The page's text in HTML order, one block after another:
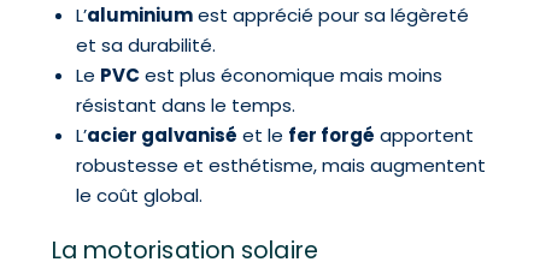
L’aluminiumest apprécié pour sa légèreté
et sa durabilité.
Le PVC est plus économique mais moins
résistant dans le temps.
L’acier galvanisé et le fer forgé apportent
robustesse et esthétisme, mais augmentent
le coût global.
La motorisation solaire